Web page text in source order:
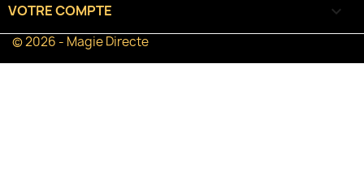
VOTRE COMPTE 
© 2026 - Magie Directe